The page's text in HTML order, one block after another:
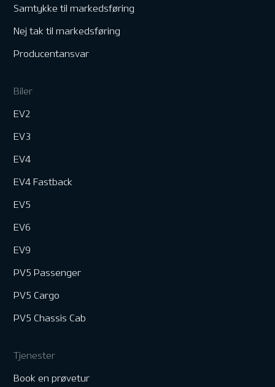
Samtykke til markedsføring
Nej tak til markedsføring
Producentansvar
Biler
EV2
EV3
EV4
EV4 Fastback
EV5
EV6
EV9
PV5 Passenger
PV5 Cargo
PV5 Chassis Cab
Tjenester
Book en prøvetur